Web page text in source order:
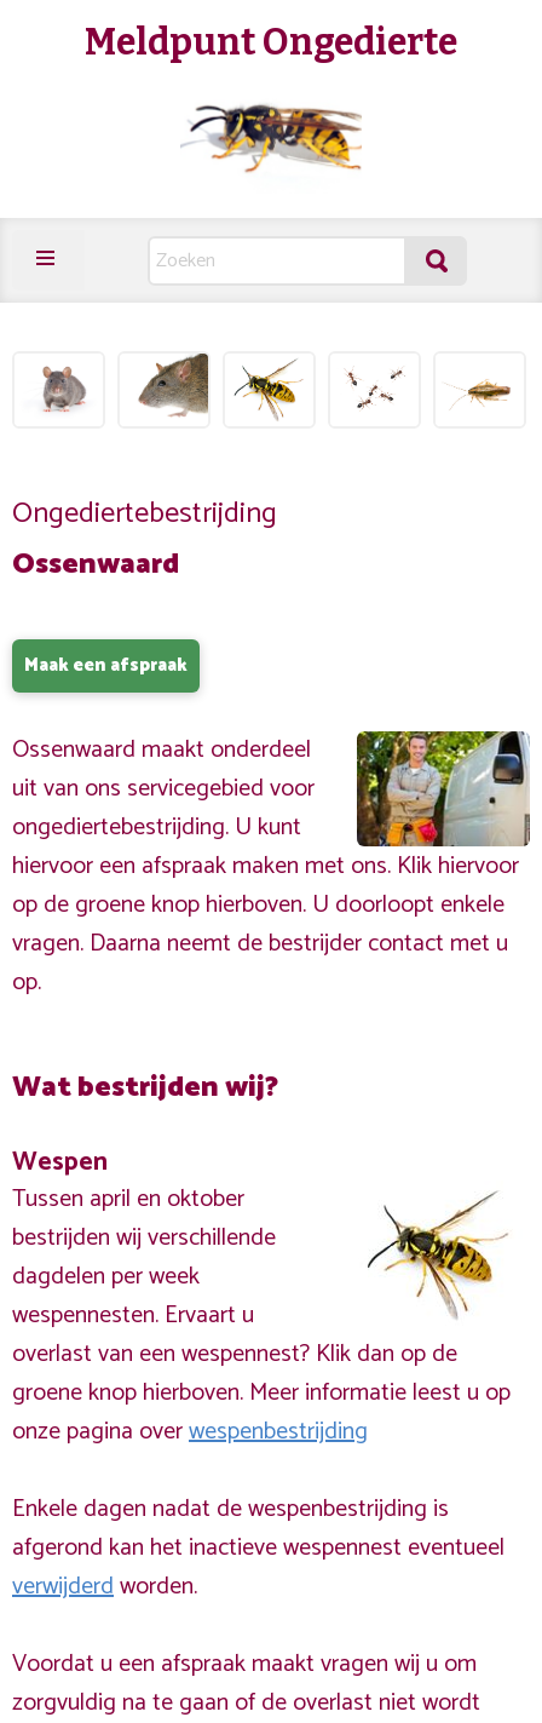
Meldpunt Ongedierte
Ongediertebestrijding
Ossenwaard
Maak een afspraak
Ossenwaard maakt onderdeel
uit van ons servicegebied voor
ongediertebestrijding. U kunt
hiervoor een afspraak maken met ons. Klik hiervoor
op de groene knop hierboven. U doorloopt enkele
vragen. Daarna neemt de bestrijder contact met u
op.
Wat bestrijden wij?
Wespen
Tussen april en oktober
bestrijden wij verschillende
dagdelen per week
wespennesten. Ervaart u
overlast van een wespennest? Klik dan op de
groene knop hierboven. Meer informatie leest u op
onze pagina overwespenbestrijding
Enkele dagen nadat de wespenbestrijding is
afgerond kan het inactieve wespennest eventueel
verwijderdworden.
Voordat u een afspraak maakt vragen wij u om
zorgvuldig na te gaan of de overlast niet wordt